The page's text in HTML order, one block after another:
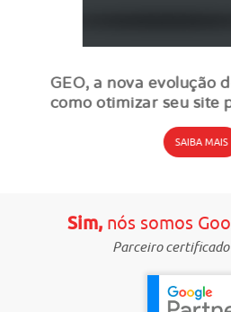
GEO, a nova evolução
como otimizar seu site
SAIBA MAIS
Sim,nós somos
Parceiro certificado